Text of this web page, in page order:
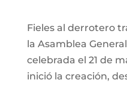
Fieles al derrotero
la Asamblea
celebrada el 21 de
inició la creación,